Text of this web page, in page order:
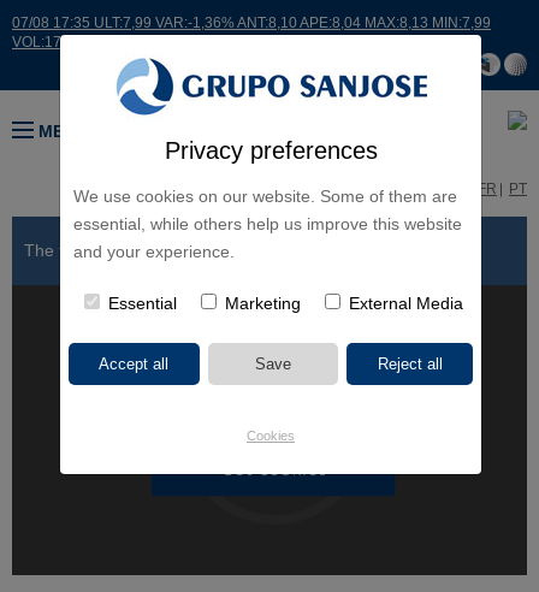
Privacy preferences
We use cookies on our website. Some of them are
essential, while others help us improve this website
and your experience.
Essential Marketing External Media
Cookies
07/08 17:35 ULT:7,99 VAR:-1,36% ANT:8,10 APE:8,04 MAX:8,13 MIN:7,99
VOL:17664
MENU
FR PT
The future is built